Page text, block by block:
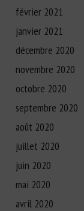
février 2021
janvier 2021
décembre 2020
novembre 2020
octobre 2020
septembre 2020
août 2020
juillet 2020
juin 2020
mai 2020
avril 2020